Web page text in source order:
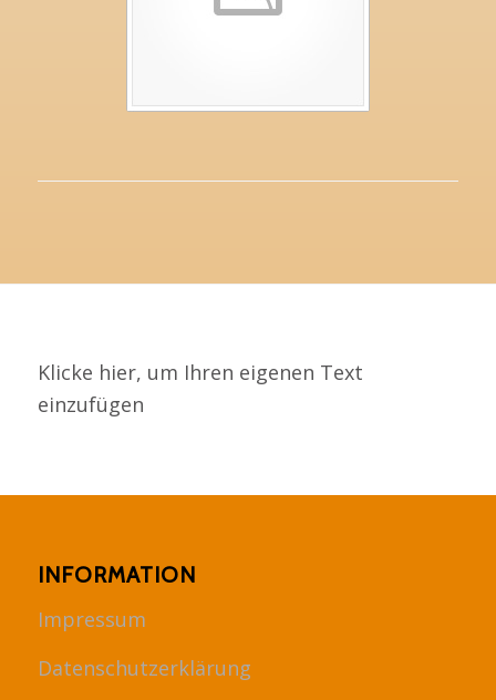
Klicke hier, um Ihren eigenen Text
einzufügen
INFORMATION
Impressum
Datenschutzerklärung